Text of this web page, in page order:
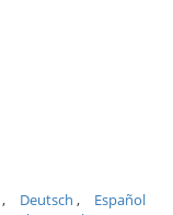
Deutsch
Español